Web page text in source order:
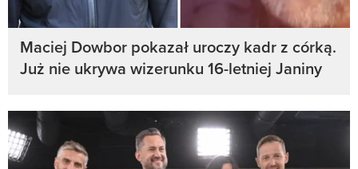
Maciej Dowbor pokazał uroczy kadr z córką.
Już nie ukrywa wizerunku 16-letniej Janiny